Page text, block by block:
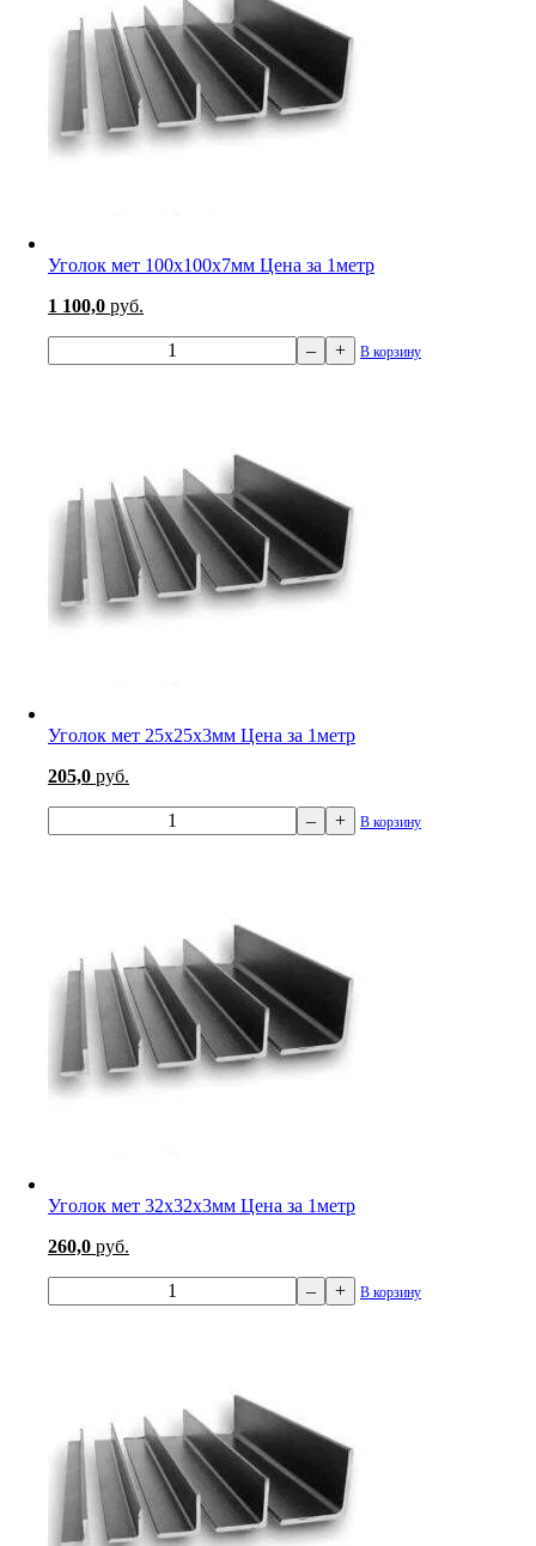
Уголок мет 100х100х7мм Цена за 1метр
1 100,0 руб.
– + В корзину
Уголок мет 25х25х3мм Цена за 1метр
205,0 руб.
– + В корзину
Уголок мет 32х32х3мм Цена за 1метр
260,0 руб.
– + В корзину